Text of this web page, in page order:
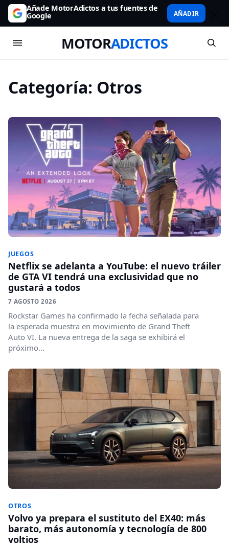
Añade MotorAdictos a tus fuentes de
Google AÑADIR
MOTORADICTOS
Categoría: Otros
JUEGOS
Netflix se adelanta a YouTube: el nuevo tráiler
de GTA VI tendrá una exclusividad que no
gustará a todos
7 AGOSTO 2026
Rockstar Games ha confirmado la fecha señalada para
la esperada muestra en movimiento de Grand Theft
Auto VI. La nueva entrega de la saga se exhibirá el
próximo...
OTROS
Volvo ya prepara el sustituto del EX40: más
barato, más autonomía y tecnología de 800
voltios